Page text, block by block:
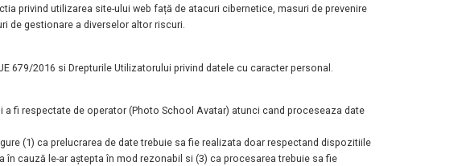
privind utilizarea site-ului web față de atacuri cibernetice, masuri de prevenire
de gestionare a diverselor altor riscuri.
679/2016 si Drepturile Utilizatorului privind datele cu caracter personal.
a fi respectate de operator (Photo School Avatar) atunci cand proceseaza date
(1) ca prelucrarea de date trebuie sa fie realizata doar respectand dispozitiile
în cauză le-ar aștepta în mod rezonabil si (3) ca procesarea trebuie sa fie